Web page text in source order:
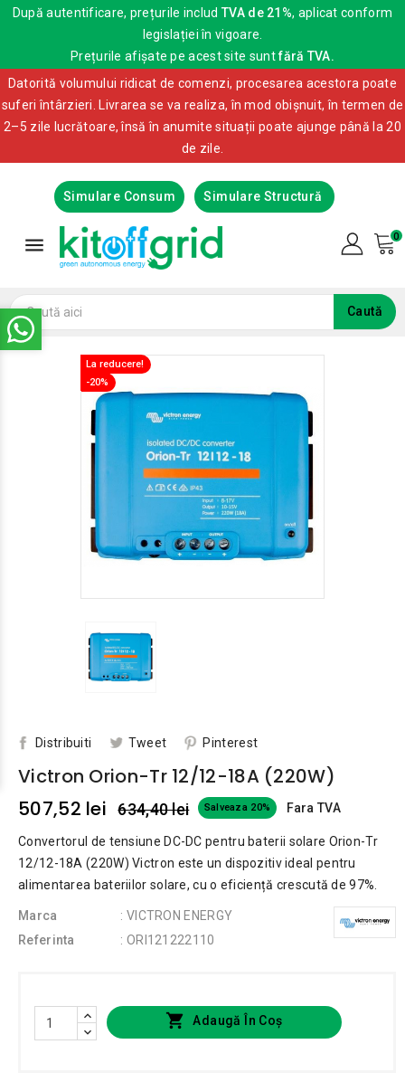
După autentificare, prețurile includTVA de 21%, aplicat conform
legislației în vigoare.
Prețurile afișate pe acest site suntfără TVA.
Datorită volumului ridicat de comenzi, procesarea acestora poate
suferi întârzieri. Livrarea se va realiza, în mod obișnuit, în termen de
2–5 zile lucrătoare, însă în anumite situații poate ajunge până la 20
de zile.
Simulare Consum Simulare Structură
 0
Caută
La reducere!
-20%
La reducere!
-20%
Distribuiti Tweet Pinterest
Victron Orion-Tr 12/12-18A (220W)
507,52 lei
634,40 lei Salveaza 20% Fara TVA
Convertorul de tensiune DC-DC pentru baterii solare Orion-Tr
12/12-18A (220W) Victron este un dispozitiv ideal pentru
alimentarea bateriilor solare, cu o eficiență crescută de 97%.
Marca
: VICTRON ENERGY
Referinta
: ORI121222110
 Adaugă În Coș